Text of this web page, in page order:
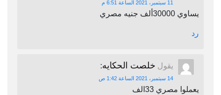
11 سبتمبر، 2021 الساعة 6:51 م
يساوي 30000ألف جنيه مصري
رد
يقول خلصت الحكايه:
14 سبتمبر، 2021 الساعة 1:42 ص
يعملوا مصري 33الف